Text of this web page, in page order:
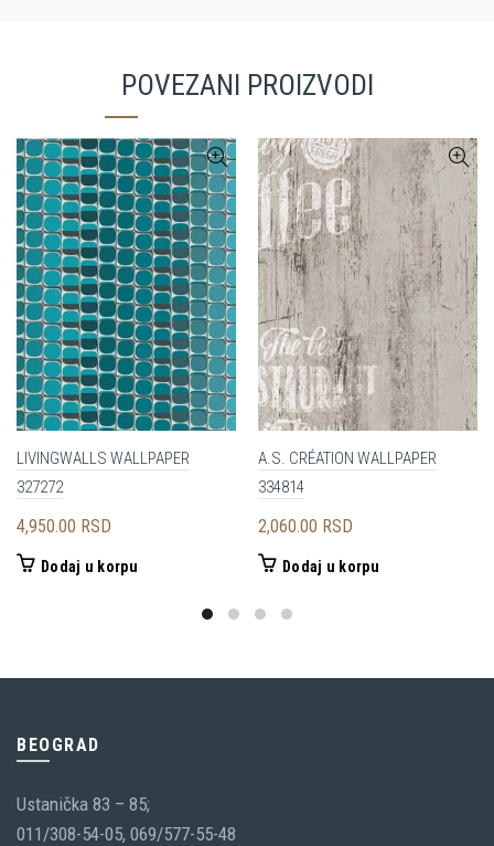
POVEZANI PROIZVODI
LIVINGWALLS WALLPAPER
327272
4,950.00 RSD
Dodaj u korpu
A.S. CRÉATION WALLPAPER
334814
2,060.00 RSD
Dodaj u korpu
BEOGRAD
Ustanička 83 – 85;
011/308-54-05, 069/577-55-48